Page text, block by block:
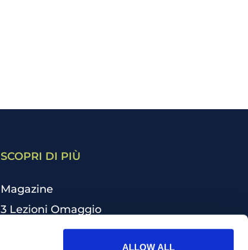
ALLOW ALL
SCOPRI DI PIÙ
Magazine
3 Lezioni Omaggio